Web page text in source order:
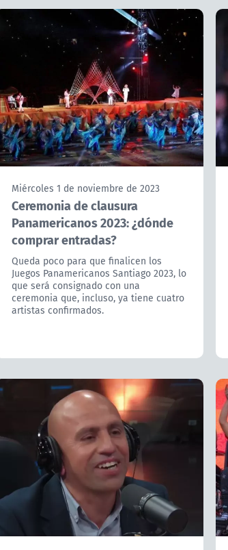
Miércoles 1 de noviembre de 2023
Ceremonia de clausura
Panamericanos 2023: ¿dónde
comprar entradas?
Queda poco para que finalicen los
Juegos Panamericanos Santiago 2023, lo
que será consignado con una
ceremonia que, incluso, ya tiene cuatro
artistas confirmados.